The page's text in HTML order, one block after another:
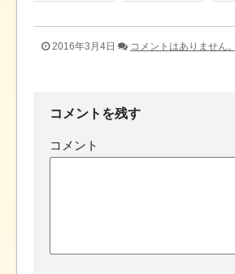
2016年3月4日 コメントはありません。
コメントを残す
コメント